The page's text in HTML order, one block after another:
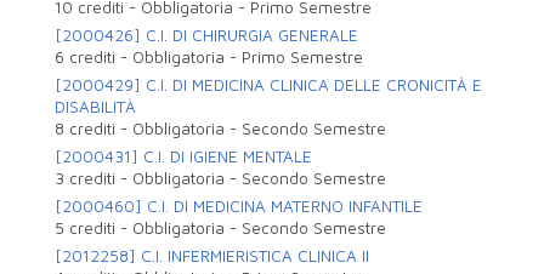
10 crediti - Obbligatoria - Primo Semestre
[2000426] C.I. DI CHIRURGIA GENERALE
6 crediti - Obbligatoria - Primo Semestre
[2000429] C.I. DI MEDICINA CLINICA DELLE CRONICITÀ E
DISABILITÀ
8 crediti - Obbligatoria - Secondo Semestre
[2000431] C.I. DI IGIENE MENTALE
3 crediti - Obbligatoria - Secondo Semestre
[2000460] C.I. DI MEDICINA MATERNO INFANTILE
5 crediti - Obbligatoria - Secondo Semestre
[2012258] C.I. INFERMIERISTICA CLINICA II